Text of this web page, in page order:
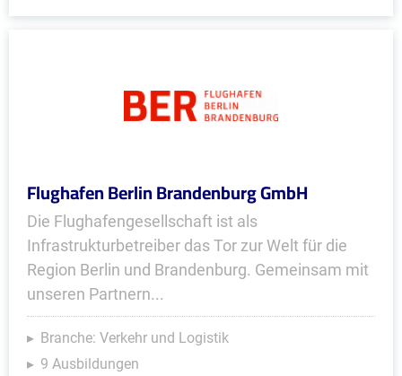
Flughafen Berlin Brandenburg GmbH
Die Flughafengesellschaft ist als
Infrastrukturbetreiber das Tor zur Welt für die
Region Berlin und Brandenburg. Gemeinsam mit
unseren Partnern...
Branche: Verkehr und Logistik
9 Ausbildungen